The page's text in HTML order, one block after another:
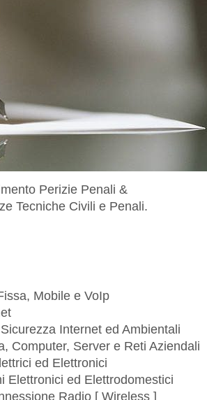
Perizie Penali &
Tecniche Civili e Penali.
Mobile e VoIp
Internet ed Ambientali
Computer, Server e Reti Aziendali
ed Elettronici
Elettronici ed Elettrodomestici
Radio [ Wireless ]